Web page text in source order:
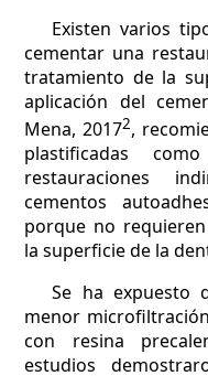
Existen varios
cementar una
tratamiento de la
aplicación del
Mena, 20172,
plastificadas
restauraciones
cementos
porque no
la superficie de la
Se ha expuesto
menor
con resina
estudios